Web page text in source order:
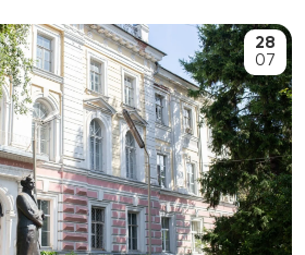
thanh niên)
học
28
07